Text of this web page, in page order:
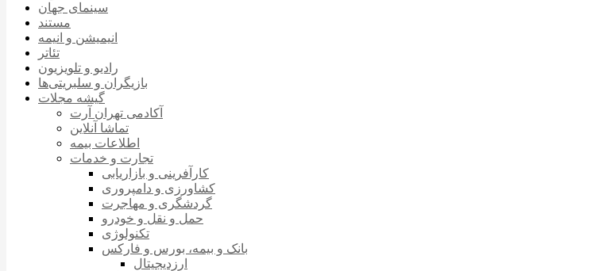
سینمای جهان
مستند
انیمیشن و انیمه
تئاتر
رادیو و تلویزیون
بازیگران و سلبریتی‌ها
گیشه مجلات
آکادمی تهران آرت
تماشا آنلاین
اطلاعات بیمه
تجارت و خدمات
کارآفرینی و بازاریابی
کشاورزی و دامپروری
گردشگری و مهاجرت
حمل و نقل و خودرو
تکنولوژی
بانک و بیمه، بورس و فارکس
ارزدیجیتال